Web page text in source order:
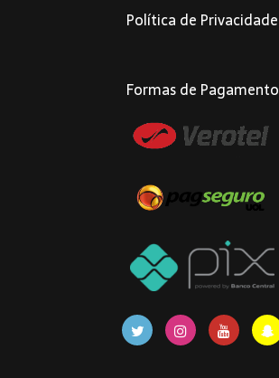
Política de Privacidade
Formas de Pagamento